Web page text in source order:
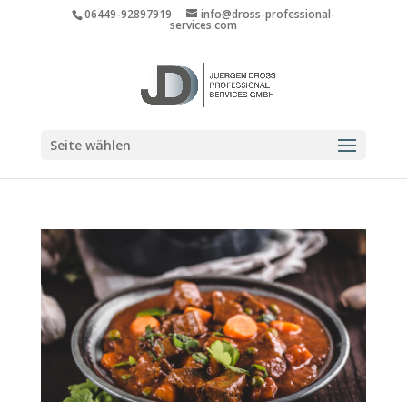
06449-92897919 info@dross-professional-
services.com
Seite wählen